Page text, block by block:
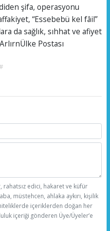
şifa, operasyonu
“Essebebü kel fâil”
da sağlık, sıhhat ve afiyet
Postası
rahatsız edici, hakaret ve küfür
müstehcen, ahlaka aykırı, kişilik
içeriklerden doğan her
içeriği gönderen Üye/Üyeler’e